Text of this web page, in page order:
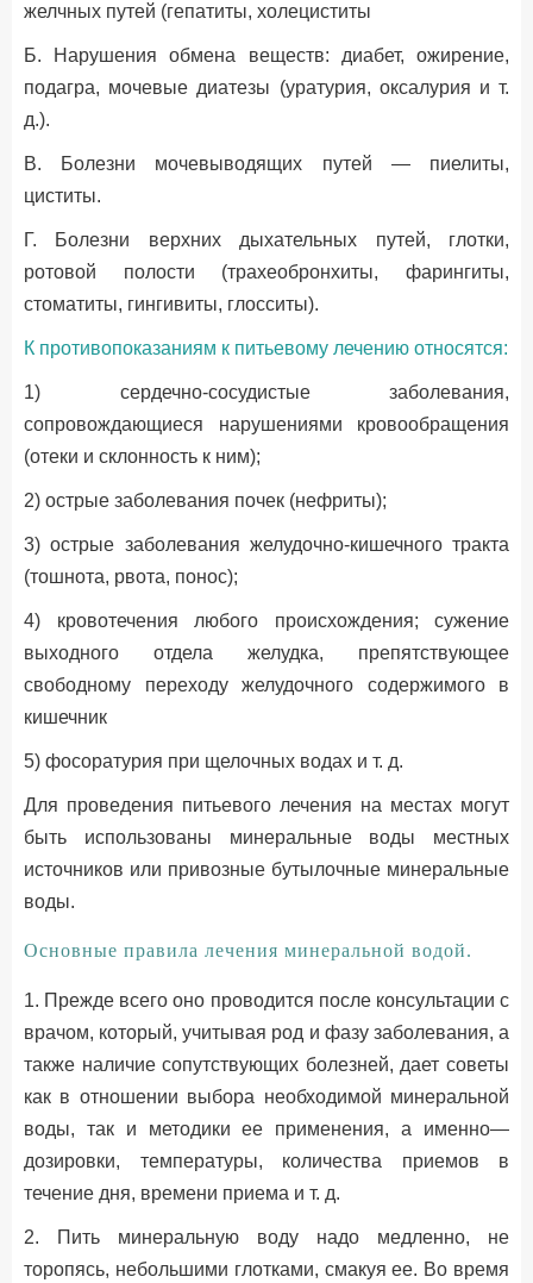
желчных путей (гепатиты, холециститы
Б. Нарушения обмена веществ: диабет, ожирение,
подагра, мочевые диатезы (уратурия, оксалурия и т.
д.).
B. Болезни мочевыводящих путей — пиелиты,
циститы.
Г. Болезни верхних дыхательных путей, глотки,
ротовой полости (трахеобронхиты, фарингиты,
стоматиты, гингивиты, глосситы).
К противопоказаниям к питьевому лечению относятся:
1) сердечно-сосудистые заболевания,
сопровождающиеся нарушениями кровообращения
(отеки и склонность к ним);
2) острые заболевания почек (нефриты);
3) острые заболевания желудочно-кишечного тракта
(тошнота, рвота, понос);
4) кровотечения любого происхождения; сужение
выходного отдела желудка, препятствующее
свободному переходу желудочного содержимого в
кишечник
5) фосоратурия при щелочных водах и т. д.
Для проведения питьевого лечения на местах могут
быть использованы минеральные воды местных
источников или привозные бутылочные минеральные
воды.
Основные правила лечения минеральной водой.
1. Прежде всего оно проводится после консультации с
врачом, который, учитывая род и фазу заболевания, а
также наличие сопутствующих болезней, дает советы
как в отношении выбора необходимой минеральной
воды, так и методики ее применения, а именно—
дозировки, температуры, количества приемов в
течение дня, времени приема и т. д.
2. Пить минеральную воду надо медленно, не
торопясь, небольшими глотками, смакуя ее. Во время